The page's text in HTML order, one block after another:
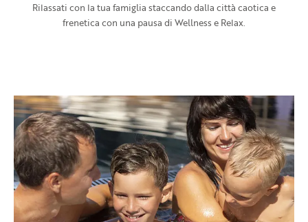
Rilassati con la tua famiglia staccando dalla città caotica e
frenetica con una pausa di Wellness e Relax.
Room list